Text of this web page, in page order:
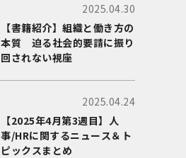
2025.04.30
【書籍紹介】組織と働き方の
本質 迫る社会的要請に振り
回されない視座
2025.04.24
【2025年4月第3週目】人
事/HRに関するニュース＆ト
ピックスまとめ